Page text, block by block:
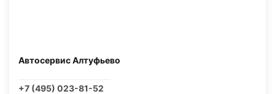
Автосервис Алтуфьево
+7 (495) 023-81-52